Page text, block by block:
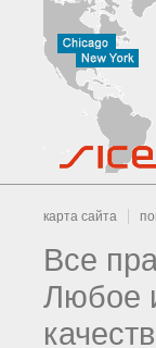
карта сайта
Все
Любое